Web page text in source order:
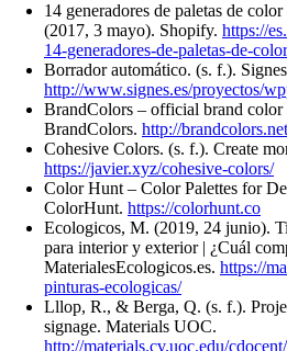
14 generadores de paletas de
(2017, 3 mayo). Shopify. https://
14-generadores-de-paletas-de-
Borrador automático. (s. f.).
http://www.signes.es/proyectos/
BrandColors – official brand color
BrandColors. http://brandcolors.net
Cohesive Colors. (s. f.). Create
https://javier.xyz/cohesive-colors/
Color Hunt – Color Palettes for
ColorHunt. https://colorhunt.co
Ecologicos, M. (2019, 24 junio).
para interior y exterior | ¿Cuál
MaterialesEcologicos.es. https://
pinturas-ecologicas/
Lllop, R., & Berga, Q. (s. f.).
signage. Materials UOC.
http://materials.cv.uoc.edu/